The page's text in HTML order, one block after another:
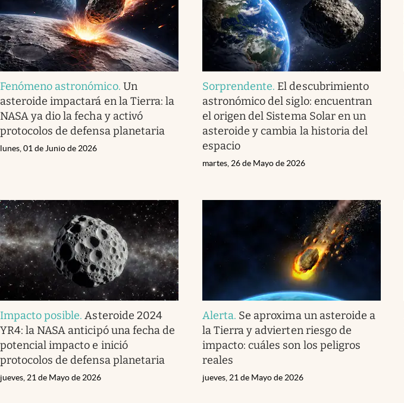
Fenómeno astronómico. Un
asteroide impactará en la Tierra: la
NASA ya dio la fecha y activó
protocolos de defensa planetaria
lunes, 01 de Junio de 2026
Sorprendente. El descubrimiento
astronómico del siglo: encuentran
el origen del Sistema Solar en un
asteroide y cambia la historia del
espacio
martes, 26 de Mayo de 2026
Impacto posible.Asteroide 2024
YR4: la NASA anticipó una fecha de
potencial impacto e inició
protocolos de defensa planetaria
jueves, 21 de Mayo de 2026
Alerta. Se aproxima un asteroide a
la Tierra y advierten riesgo de
impacto: cuáles son los peligros
reales
jueves, 21 de Mayo de 2026